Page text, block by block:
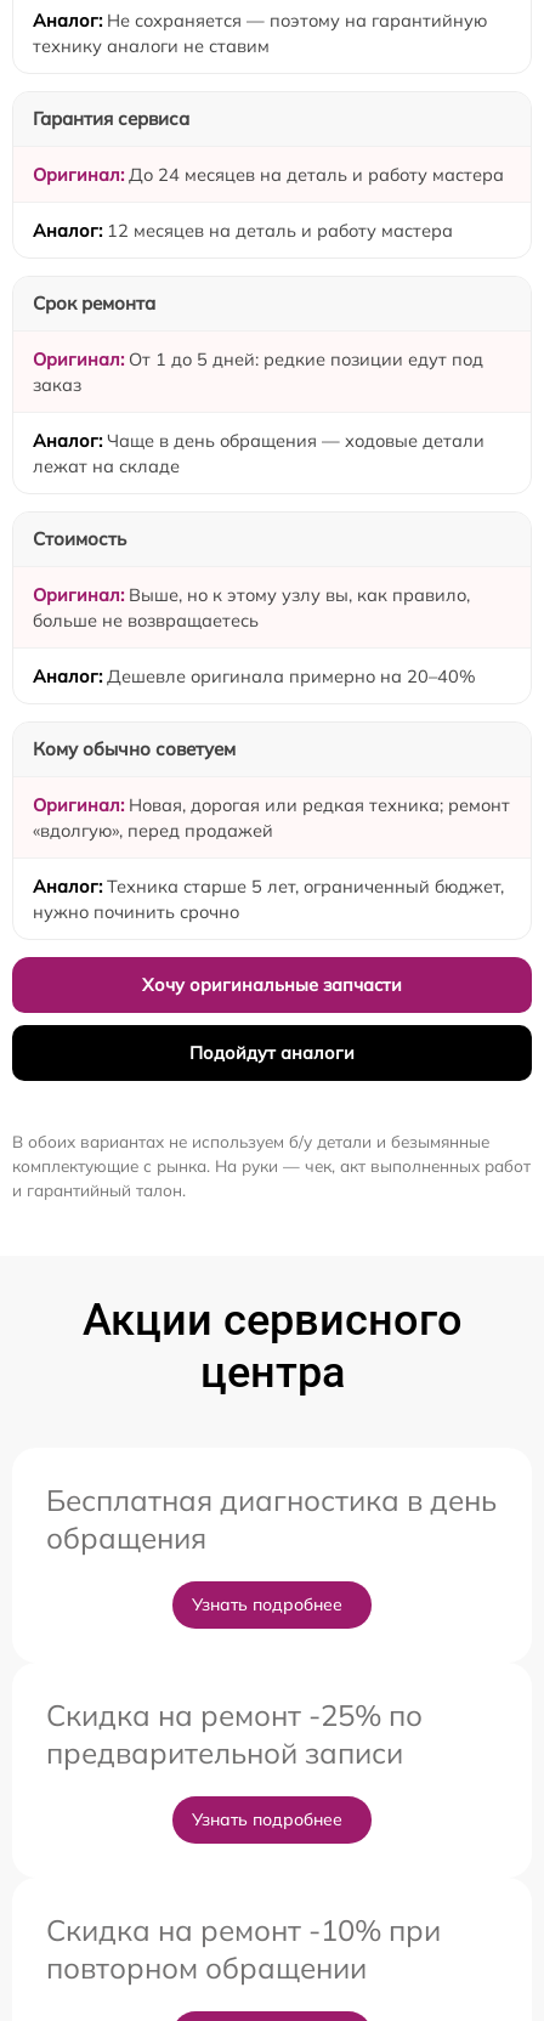
Не сохраняется — поэтому на гарантийную
технику аналоги не ставим
Гарантия сервиса
До 24 месяцев на деталь и работу мастера
12 месяцев на деталь и работу мастера
Срок ремонта
От 1 до 5 дней: редкие позиции едут под
заказ
Чаще в день обращения — ходовые детали
лежат на складе
Стоимость
Выше, но к этому узлу вы, как правило,
больше не возвращаетесь
Дешевле оригинала примерно на 20–40%
Кому обычно советуем
Новая, дорогая или редкая техника; ремонт
«вдолгую», перед продажей
Техника старше 5 лет, ограниченный бюджет,
нужно починить срочно
Хочу оригинальные запчасти
Подойдут аналоги
В обоих вариантах не используем б/у детали и безымянные
комплектующие с рынка. На руки — чек, акт выполненных работ
и гарантийный талон.
Акции сервисного
центра
Бесплатная диагностика в день
обращения
Узнать подробнее
Скидка на ремонт -25% по
предварительной записи
Узнать подробнее
Скидка на ремонт -10% при
повторном обращении